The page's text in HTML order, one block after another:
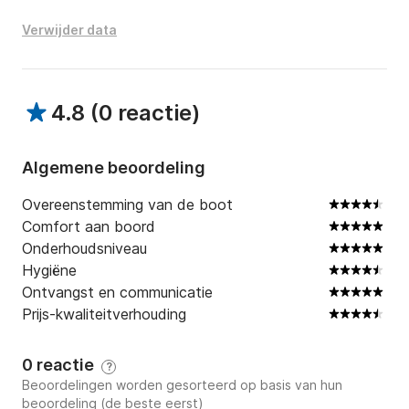
Verwijder data
4.8 (0 reactie)
Algemene beoordeling
Overeenstemming van de boot
Comfort aan boord
Onderhoudsniveau
Hygiëne
Ontvangst en communicatie
Prijs-kwaliteitverhouding
0 reactie ?
Beoordelingen worden gesorteerd op basis van hun
beoordeling (de beste eerst)